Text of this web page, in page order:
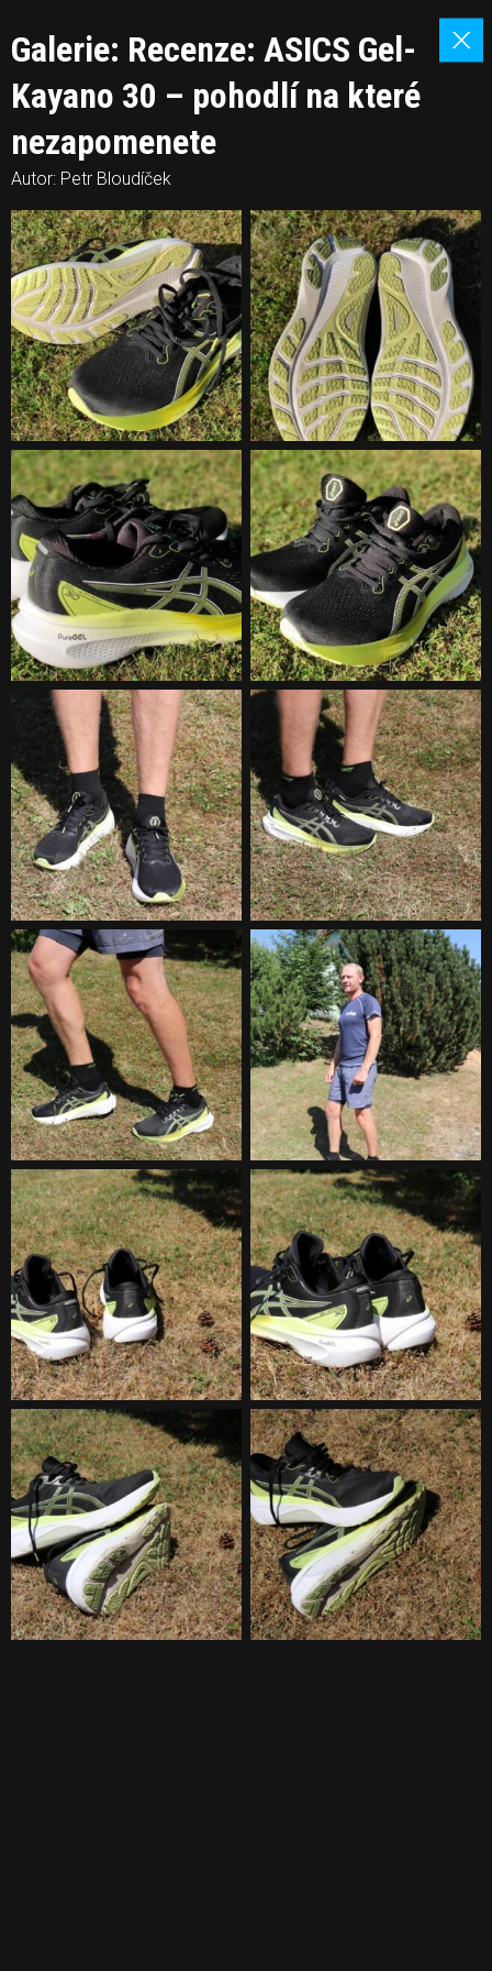
Galerie: Recenze: ASICS Gel-
Kayano 30 – pohodlí na které
nezapomenete
Autor: Petr Bloudíček